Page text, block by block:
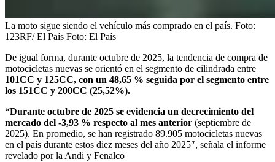
La moto sigue siendo el vehículo más comprado en el país. Foto:
123RF/ El País Foto: El País
De igual forma, durante octubre de 2025, la tendencia de compra de
motocicletas nuevas se orientó en el segmento de cilindrada entre
101CC y 125CC, con un 48,65 % seguida por el segmento entre
los 151CC y 200CC (25,52%).
“Durante octubre de 2025 se evidencia un decrecimiento del
mercado del -3,93 % respecto al mes anterior (septiembre de
2025). En promedio, se han registrado 89.905 motocicletas nuevas
en el país durante estos diez meses del año 2025″, señala el informe
revelado por la Andi y Fenalco